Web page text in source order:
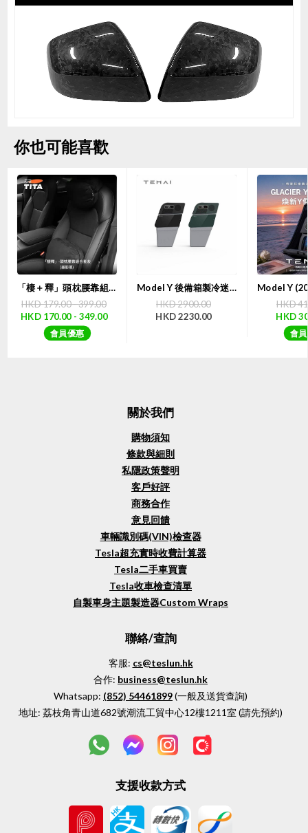
你也可能喜歡
「棲＋釋」頭枕腰靠組合套裝 | TITA
HKD 179.00 - 399.00
HKD 170.00 - 349.00
會員優惠
Model Y 後備箱製冷迷你雪櫃露營特麥小Y冰箱（二代）｜TEMAI 【7天購物保障】
HKD 2900.00
HKD 2230.00
HKD
HKD
會
關於我們
購物須知
條款與細則
私隱政策聲明
客戶好評
商務合作
意見回饋
車輛識別碼(VIN)檢查器
Tesla超充實時收費計算器
Tesla二手車買賣
Tesla收車檢查清單
自製車身主題製造器Custom Wraps
聯絡/查詢
客服: cs@teslun.hk
合作: business@teslun.hk
Whatsapp: (852) 54461899(一般及送貨查詢)
地址: 荔枝角青山道682號潮流工貿中心12樓1211室 (請先預約)
支援收款方式